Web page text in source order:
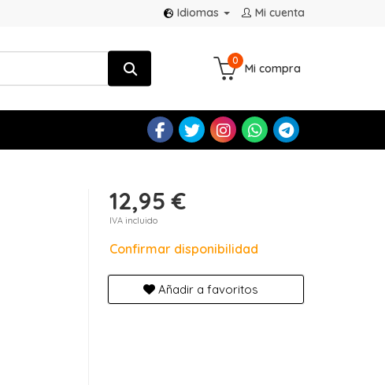
Mi cuenta
Idiomas
Mi compra
0
12,95 €
IVA incluido
Confirmar disponibilidad
Añadir a favoritos